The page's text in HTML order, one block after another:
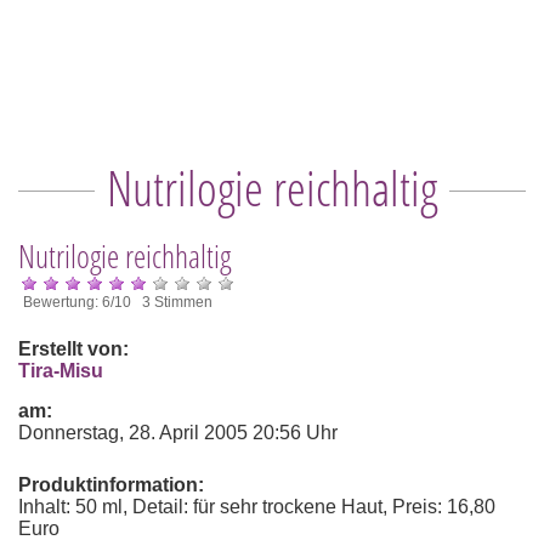
Nutrilogie reichhaltig
Nutrilogie reichhaltig
Bewertung: 6/10 3 Stimmen
Erstellt von:
Tira-Misu
am:
Donnerstag, 28. April 2005 20:56 Uhr
Produktinformation:
Inhalt: 50 ml, Detail: für sehr trockene Haut, Preis: 16,80
Euro